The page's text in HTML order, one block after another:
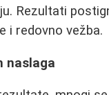
Rezultati
i redovno vežba.
naslaga